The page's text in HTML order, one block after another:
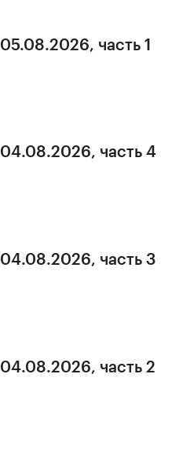
часть 1
часть 4
часть 3
часть 2